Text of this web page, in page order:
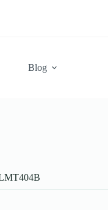
Blog